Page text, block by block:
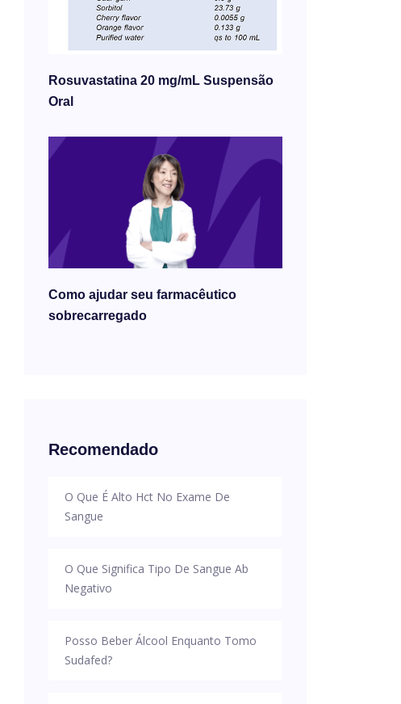
Rosuvastatina 20 mg/mL Suspensão
Oral
Como ajudar seu farmacêutico
sobrecarregado
Recomendado
O Que É Alto Hct No Exame De
Sangue
O Que Significa Tipo De Sangue Ab
Negativo
Posso Beber Álcool Enquanto Tomo
Sudafed?